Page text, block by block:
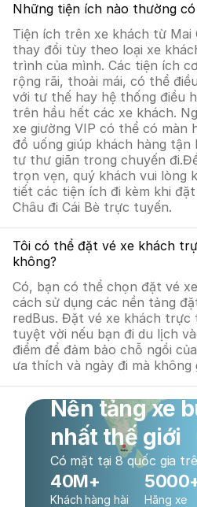
Những tiện ích nào thường
Tiện ích trên xe khách từ Mai
thay đổi tùy theo loại xe
trình của mình. Các tiện ích
rộng rãi, thoải mái, có thể
với tư thế hay hệ thống điều
trên hầu hết các xe khách.
xe giường VIP có thể có màn
đồ uống giúp khách hàng tận
tư thư giãn trong chuyến
trọn vẹn, quý khách vui lòng
tiết các tiện ích đi kèm khi
Châu đi Cái Bè trực tuyến.
Tôi có thể đặt vé xe khách
không?
Có, bạn có thể chọn đặt vé
cách sử dụng các nền tảng
redBus. Đặt vé xe khách trực
tuyệt vời nếu bạn đi du lịch
điểm để đảm bảo chỗ ngồi
ưa thích và ngày đi mà
Nền tảng xe
nhất thế giới
Có mặt tại 8 quốc gia
40M+
Khách hàng hài
Hãng xe